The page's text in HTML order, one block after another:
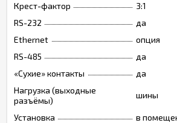
Крест-фактор
3:1
RS-232
да
Ethernet
опция
RS-485
да
«Сухие» контакты
да
Нагрузка (выходные
разъёмы)
шины
Установка
в